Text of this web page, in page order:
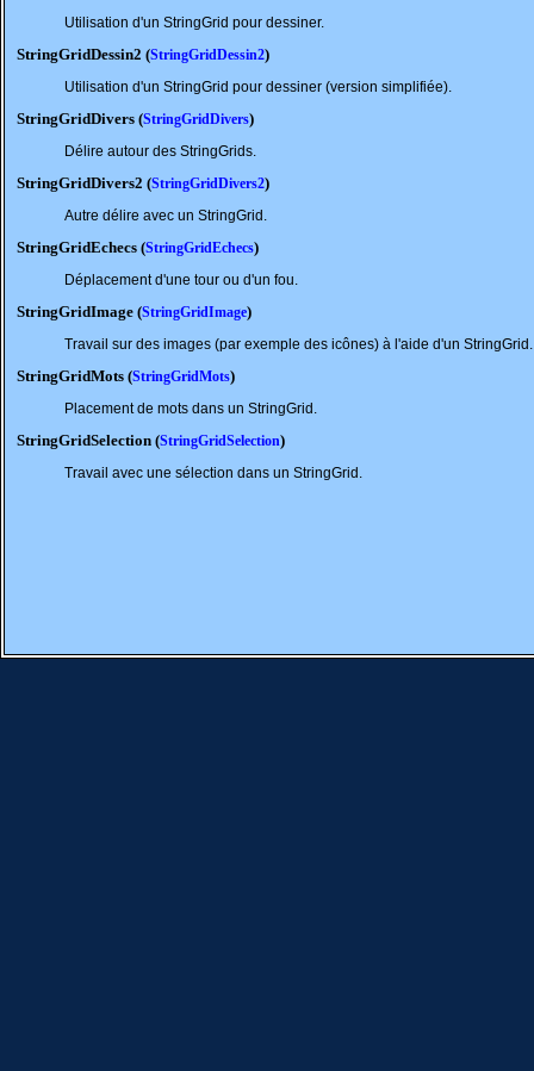
Utilisation d'un StringGrid pour dessiner.
StringGridDessin2 (StringGridDessin2)
Utilisation d'un StringGrid pour dessiner (version simplifiée).
StringGridDivers (StringGridDivers)
Délire autour des StringGrids.
StringGridDivers2 (StringGridDivers2)
Autre délire avec un StringGrid.
StringGridEchecs (StringGridEchecs)
Déplacement d'une tour ou d'un fou.
StringGridImage (StringGridImage)
Travail sur des images (par exemple des icônes) à l'aide d'un StringGrid.
StringGridMots (StringGridMots)
Placement de mots dans un StringGrid.
StringGridSelection (StringGridSelection)
Travail avec une sélection dans un StringGrid.